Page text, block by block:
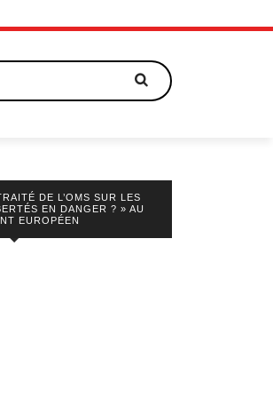
DE L’OMS SUR LES
EN DANGER ? » AU
EUROPÉEN